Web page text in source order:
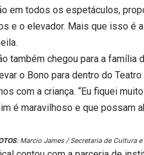
em todos os espetáculos,
e o elevador. Mais que isso é
também chegou para a família
o Bono para dentro do
com a criança. “Eu fiquei
é maravilhoso e que possam
: Marcio James / Secretaria de Cultura